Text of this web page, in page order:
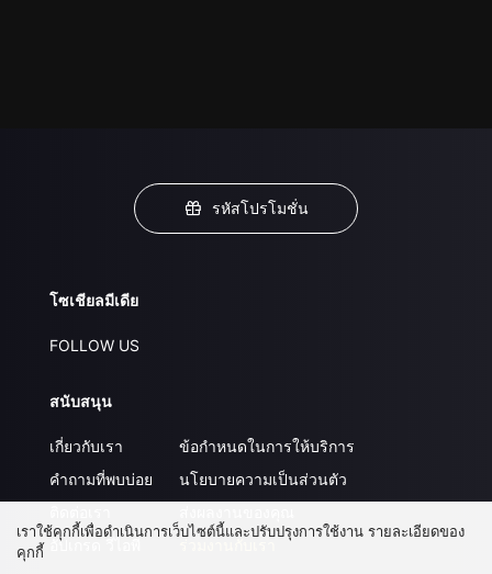
รหัสโปรโมชั่น
โซเชียลมีเดีย
FOLLOW US
สนับสนุน
เกี่ยวกับเรา
คำถามที่พบบ่อย
อัปเกรด วีไอพี
ข้อกำหนดในการให้บริการ
นโยบายความเป็นส่วนตัว
เราใช้คุกกี้เพื่อดำเนินการเว็บไซต์นี้และปรับปรุงการใช้งาน รายละเอียดของ
คุกกี้